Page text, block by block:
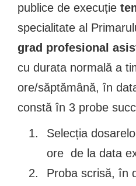
publice de execuție
specialitate al
grad profesional
cu durata normală a
ore/săptămână, în
constă în 3 probe
Selecția
ore de la data
Proba scrisă, în